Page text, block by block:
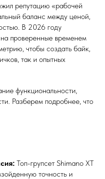
репутацию «рабочей
баланс между ценой,
В 2026 году
проверенные временем
чтобы создать байк,
так и опытных
функциональности,
Разберем подробнее, что
Топ-групсет Shimano XT
точность и